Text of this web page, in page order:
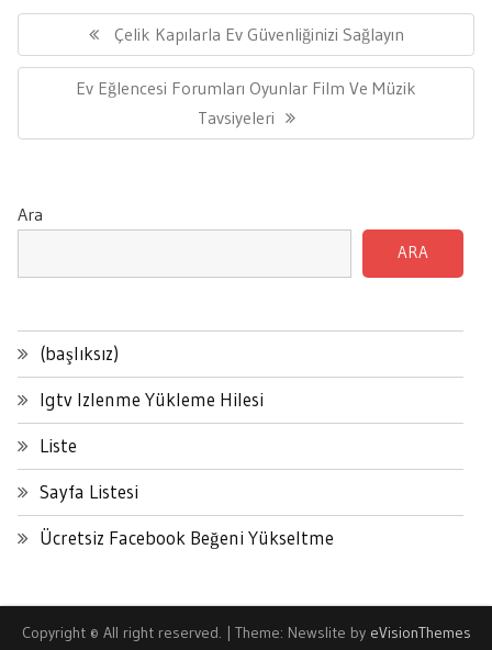
gezinmesi
Previous
Post:
Çelik Kapılarla Ev Güvenliğinizi Sağlayın
Next
Ev Eğlencesi Forumları Oyunlar Film Ve Müzik
Tavsiyeleri
Ara
ARA
(başlıksız)
Igtv Izlenme Yükleme Hilesi
Liste
Sayfa Listesi
Ücretsiz Facebook Beğeni Yükseltme
Copyright © All right reserved. | Theme: Newslite by eVisionThemes